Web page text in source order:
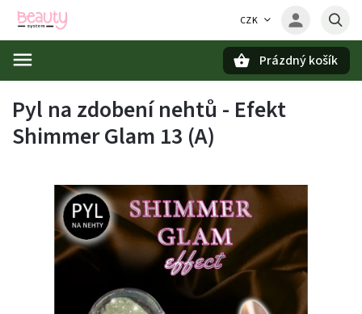
CZK
Prázdný košík
Pyl na zdobení nehtů - Efekt
Shimmer Glam 13 (A)